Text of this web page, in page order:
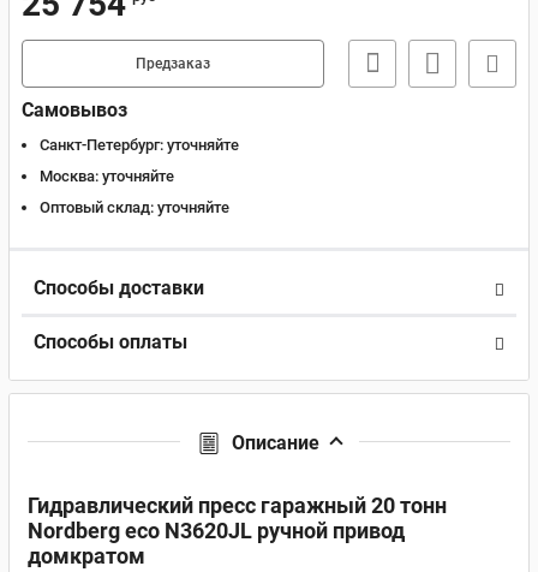
Предзаказ
Самовывоз
Санкт-Петербург: уточняйте
Москва: уточняйте
Оптовый склад: уточняйте
Способы доставки
Способы оплаты
Описание
Гидравлический пресс гаражный 20 тонн
Nordberg eco N3620JL ручной привод
домкратом